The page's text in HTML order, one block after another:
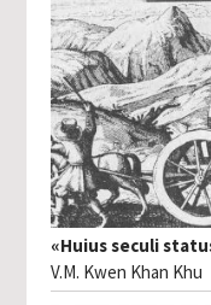
«Huius seculi
V.M. Kwen Khan Khu